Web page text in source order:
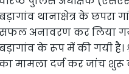
थानाक्षेत्र के
अनावरण कर लिया
के रूप में की गयी है।
मामला दर्ज कर जांच शुरू